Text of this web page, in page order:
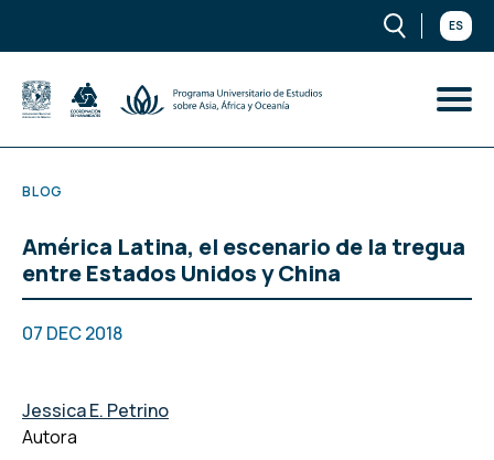
ES
BLOG
América Latina, el escenario de la tregua
entre Estados Unidos y China
07 DEC 2018
Jessica E. Petrino
Autora